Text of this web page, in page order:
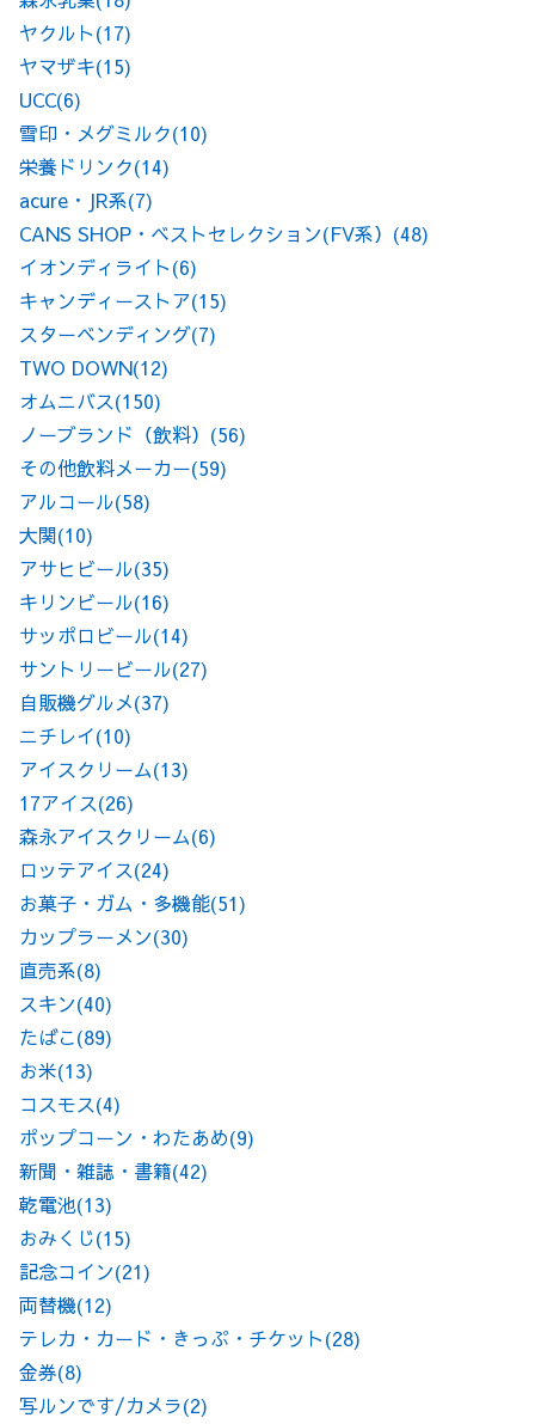
ヤクルト(17)
ヤマザキ(15)
UCC(6)
雪印・メグミルク(10)
栄養ドリンク(14)
acure・JR系(7)
CANS SHOP・ベストセレクション(FV系） (48)
イオンディライト(6)
キャンディーストア(15)
スターベンディング(7)
TWO DOWN(12)
オムニバス(150)
ノーブランド（飲料） (56)
その他飲料メーカー(59)
アルコール(58)
大関(10)
アサヒビール(35)
キリンビール(16)
サッポロビール(14)
サントリービール(27)
自販機グルメ(37)
ニチレイ(10)
アイスクリーム(13)
17アイス(26)
森永アイスクリーム(6)
ロッテアイス(24)
お菓子・ガム・多機能(51)
カップラーメン(30)
直売系(8)
スキン(40)
たばこ(89)
お米(13)
コスモス(4)
ポップコーン・わたあめ(9)
新聞・雑誌・書籍(42)
乾電池(13)
おみくじ(15)
記念コイン(21)
両替機(12)
テレカ・カード・きっぷ・チケット(28)
金券(8)
写ルンです/カメラ(2)